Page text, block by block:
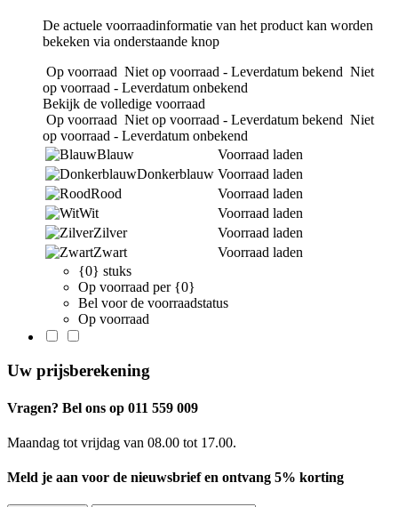
De actuele voorraadinformatie van het product kan worden
bekeken via onderstaande knop
Op voorraad Niet op voorraad - Leverdatum bekend Niet
op voorraad - Leverdatum onbekend
Bekijk de volledige voorraad
Op voorraad Niet op voorraad - Leverdatum bekend Niet
op voorraad - Leverdatum onbekend
Blauw
Voorraad laden
Donkerblauw Voorraad laden
Rood
Voorraad laden
Wit
Voorraad laden
Zilver
Voorraad laden
Zwart
Voorraad laden
{0} stuks
Op voorraad per {0}
Bel voor de voorraadstatus
Op voorraad
Uw prijsberekening
Vragen? Bel ons op 011 559 009
Maandag tot vrijdag van 08.00 tot 17.00.
Meld je aan voor de nieuwsbrief en ontvang 5% korting